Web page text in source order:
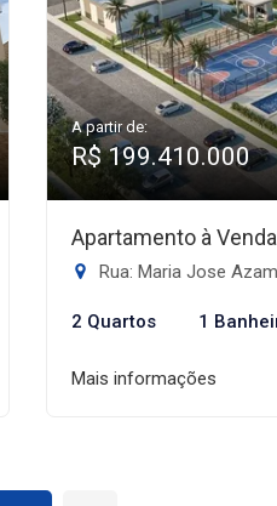
A partir de:
R$ 199.410.000
Apartamento à
Rua: Maria Jose
2 Quartos 1
Mais informações